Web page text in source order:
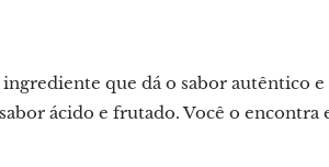
que dá o sabor autêntico
ácido e frutado. Você o encontra